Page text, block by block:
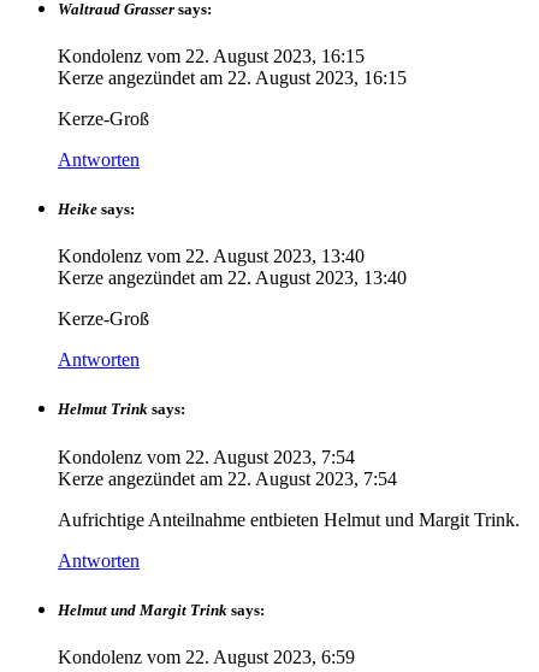
Waltraud Grasser says:
Kondolenz vom 22. August 2023, 16:15
Kerze angezündet am 22. August 2023, 16:15
Kerze-Groß
Antworten
Heike says:
Kondolenz vom 22. August 2023, 13:40
Kerze angezündet am 22. August 2023, 13:40
Kerze-Groß
Antworten
Helmut Trink says:
Kondolenz vom 22. August 2023, 7:54
Kerze angezündet am 22. August 2023, 7:54
Aufrichtige Anteilnahme entbieten Helmut und Margit Trink.
Antworten
Helmut und Margit Trink says:
Kondolenz vom 22. August 2023, 6:59